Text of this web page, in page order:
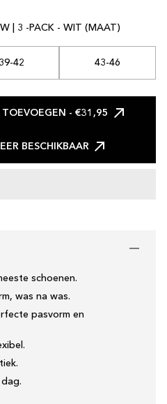
| 3 -PACK - WIT (MAAT)
39-42 43-46
- €31,95
BESCHIKBAAR
schoenen.
was na was.
pasvorm en